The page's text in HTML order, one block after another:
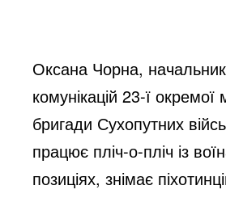
o
Оксана Чорна, начальник
комунікацій 23-ї окремої
бригади Сухопутних
працює пліч-о-пліч із
позиціях, знімає